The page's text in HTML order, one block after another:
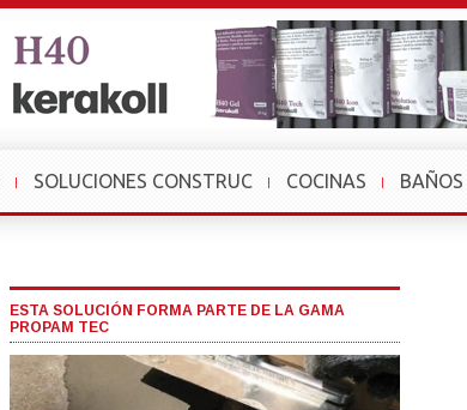
SOLUCIONES CONSTRUC COCINAS BAÑOS
ESTA SOLUCIÓN FORMA PARTE DE LA GAMA
PROPAM TEC